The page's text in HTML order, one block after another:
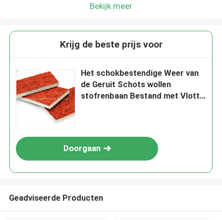
Bekijk meer
Krijg de beste prijs voor
Het schokbestendige Weer van
de Geruit Schots wollen
stofrenbaan Bestand met Vlotte
Doorgaan
Geadviseerde Producten